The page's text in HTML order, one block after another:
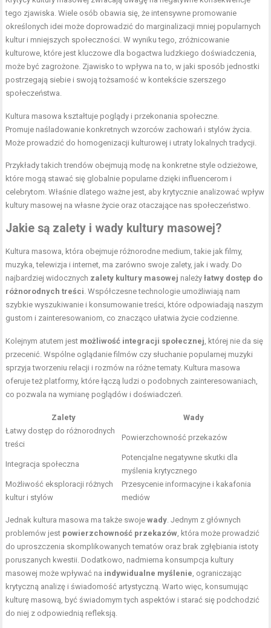
tego zjawiska. Wiele osób obawia się, że intensywne promowanie
określonych idei może doprowadzić do marginalizacji mniej popularnych
kultur i mniejszych społeczności. W wyniku tego, zróżnicowanie
kulturowe, które jest kluczowe dla bogactwa ludzkiego doświadczenia,
może być zagrożone. Zjawisko to wpływa na to, w jaki sposób jednostki
postrzegają siebie i swoją tożsamość w kontekście szerszego
społeczeństwa.
Kultura masowa kształtuje poglądy i przekonania społeczne.
Promuje naśladowanie konkretnych wzorców zachowań i stylów życia.
Może prowadzić do homogenizacji kulturowej i utraty lokalnych tradycji.
Przykłady takich trendów obejmują modę na konkretne style odzieżowe,
które mogą stawać się globalnie popularne dzięki influencerom i
celebrytom. Właśnie dlatego ważne jest, aby krytycznie analizować wpływ
kultury masowej na własne życie oraz otaczające nas społeczeństwo.
Jakie są zalety i wady kultury masowej?
Kultura masowa, która obejmuje różnorodne medium, takie jak filmy,
muzyka, telewizja i internet, ma zarówno swoje zalety, jak i wady. Do
najbardziej widocznych zalety kultury masowej należyłatwy dostęp do
różnorodnych treści . Współczesne technologie umożliwiają nam
szybkie wyszukiwanie i konsumowanie treści, które odpowiadają naszym
gustom i zainteresowaniom, co znacząco ułatwia życie codzienne.
Kolejnym atutem jest możliwość integracji społecznej , której nie da się
przecenić. Wspólne oglądanie filmów czy słuchanie popularnej muzyki
sprzyja tworzeniu relacji i rozmów na różne tematy. Kultura masowa
oferuje też platformy, które łączą ludzi o podobnych zainteresowaniach,
co pozwala na wymianę poglądów i doświadczeń.
Zalety
Wady
Łatwy dostęp do różnorodnych
treści
Powierzchowność przekazów
Integracja społeczna
Potencjalne negatywne skutki dla
myślenia krytycznego
Możliwość eksploracji różnych
kultur i stylów
Przesycenie informacyjne i kakafonia
mediów
Jednak kultura masowa ma także swojewady . Jednym z głównych
problemów jest powierzchowność przekazów , która może prowadzić
do uproszczenia skomplikowanych tematów oraz brak zgłębiania istoty
poruszanych kwestii. Dodatkowo, nadmierna konsumpcja kultury
masowej może wpływać na indywidualne myślenie , ograniczając
krytyczną analizę i świadomość artystyczną. Warto więc, konsumując
kulturę masową, być świadomym tych aspektów i starać się podchodzić
do niej z odpowiednią refleksją.